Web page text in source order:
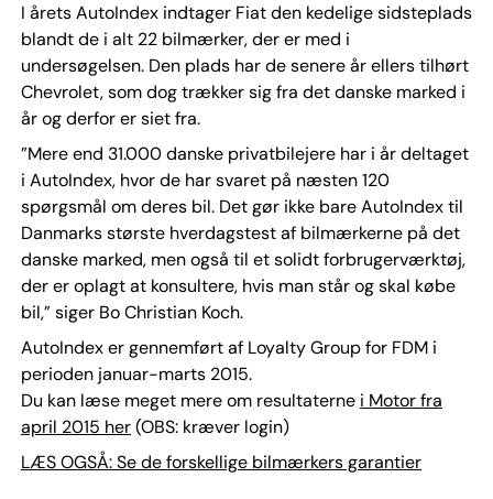
I årets AutoIndex indtager Fiat den kedelige sidsteplads
blandt de i alt 22 bilmærker, der er med i
undersøgelsen. Den plads har de senere år ellers tilhørt
Chevrolet, som dog trækker sig fra det danske marked i
år og derfor er siet fra.
”Mere end 31.000 danske privatbilejere har i år deltaget
i AutoIndex, hvor de har svaret på næsten 120
spørgsmål om deres bil. Det gør ikke bare AutoIndex til
Danmarks største hverdagstest af bilmærkerne på det
danske marked, men også til et solidt forbrugerværktøj,
der er oplagt at konsultere, hvis man står og skal købe
bil,” siger Bo Christian Koch.
AutoIndex er gennemført af Loyalty Group for FDM i
perioden januar-marts 2015.
Du kan læse meget mere om resultaterne i Motor fra
april 2015 her(OBS: kræver login)
LÆS OGSÅ: Se de forskellige bilmærkers garantier